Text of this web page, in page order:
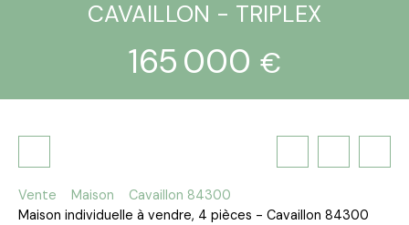
CAVAILLON - TRIPLEX
165 000 €
Vente Maison
Cavaillon 84300
Maison individuelle à vendre, 4 pièces - Cavaillon 84300